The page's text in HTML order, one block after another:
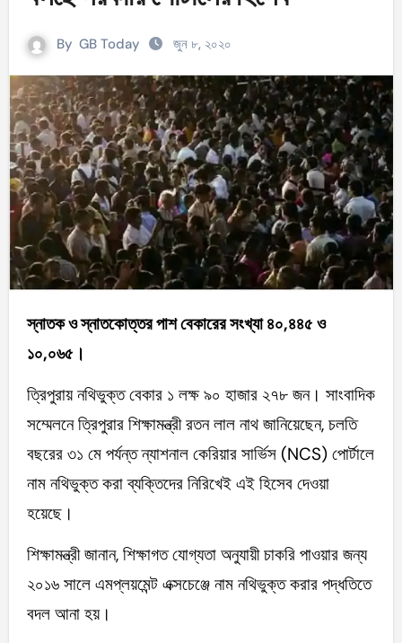
By GB Today জুন ৮, ২০২০
স্নাতক ও স্নাতকোত্তর পাশ বেকারের সংখ্যা ৪০,৪৪৫ ও
১০,০৬৫।
ত্রিপুরায় নথিভুক্ত বেকার ১ লক্ষ ৯০ হাজার ২৭৮ জন। সাংবাদিক
সম্মেলনে ত্রিপুরার শিক্ষামন্ত্রী রতন লাল নাথ জানিয়েছেন, চলতি
বছরের ৩১ মে পর্যন্ত ন্যাশনাল কেরিয়ার সার্ভিস (NCS) পোর্টালে
নাম নথিভুক্ত করা ব্যক্তিদের নিরিখেই এই হিসেব দেওয়া
হয়েছে।
শিক্ষামন্ত্রী জানান, শিক্ষাগত যোগ্যতা অনুযায়ী চাকরি পাওয়ার জন্য
২০১৬ সালে এমপ্লয়মেন্ট এক্সচেঞ্জে নাম নথিভুক্ত করার পদ্ধতিতে
বদল আনা হয়।